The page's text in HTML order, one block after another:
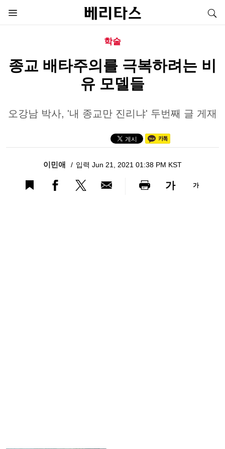
학술
종교 배타주의를 극복하려는 비
유 모델들
오강남 박사, '내 종교만 진리냐' 두번째 글 게재
이민애 입력 Jun 21, 2021 01:38 PM KST
가 가